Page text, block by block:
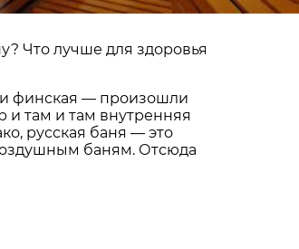
Что лучше для здоровья
и финская — произошли
и там и там внутренняя
русская баня — это
баням. Отсюда